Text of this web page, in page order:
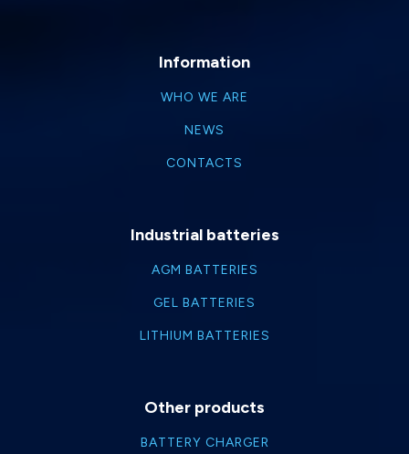
Information
WHO WE ARE
NEWS
CONTACTS
Industrial batteries
AGM BATTERIES
GEL BATTERIES
LITHIUM BATTERIES
Other products
BATTERY CHARGER